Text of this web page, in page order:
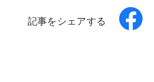
記事をシェアする